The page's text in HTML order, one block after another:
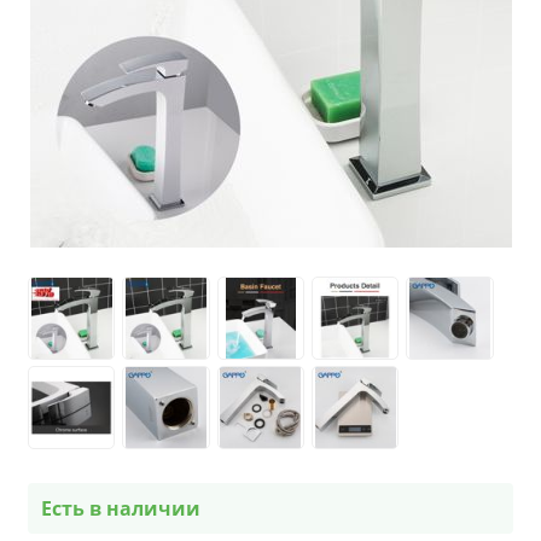
Есть в наличии